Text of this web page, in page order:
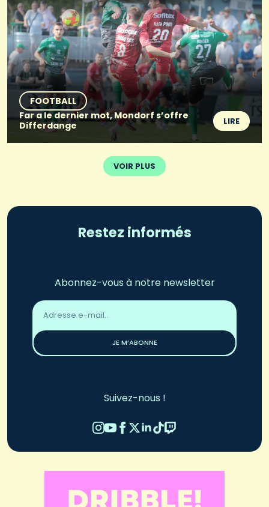
FOOTBALL
Far a le dernier mot, Mondorf s’offre
Differdange
LIRE
VOIR PLUS
Restez informés
Abonnez-vous à notre newsletter
Adresse
email
JE M’ABONNE
Suivez-nous !